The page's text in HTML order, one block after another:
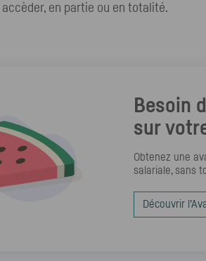
en partie ou en totalité.
Besoin
sur
Obtenez une
salariale, sans
Découvrir